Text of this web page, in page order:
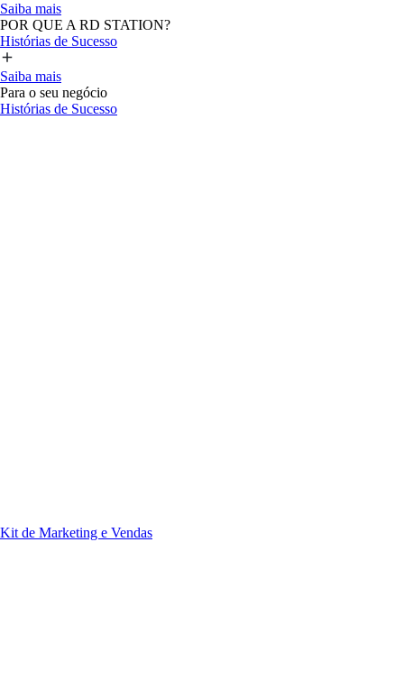
Saiba mais
POR QUE A RD STATION?
Histórias de Sucesso
Saiba mais
Para o seu negócio
Histórias de Sucesso
Kit de Marketing e Vendas